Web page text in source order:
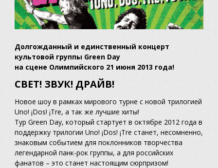
Долгожданный и единственный концерт
культовой группы Green Day
на сцене Олимпийского 21 июня 2013 года!
СВЕТ! ЗВУК! ДРАЙВ!
Новое шоу в рамках мирового турне с новой трилогией
Uno! ¡Dos! ¡Tre, а так же лучшие хиты!
Тур Green Day, который стартует в октябре 2012 года в
поддержку трилогии Uno! ¡Dos! ¡Tre станет, несомненно,
знаковым событием для поклонников творчества
легендарной панк-рок группы, а для российских
фанатов – это станет настоящим сюрпризом!